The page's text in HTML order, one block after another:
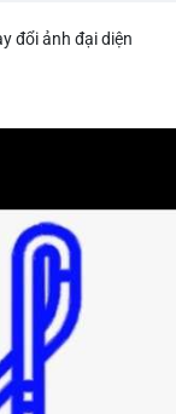
đổi ảnh đại diện